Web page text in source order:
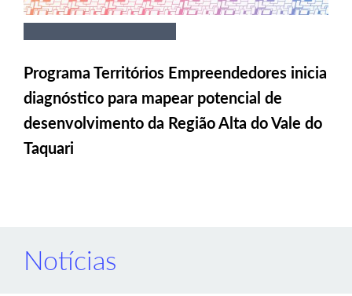
Programa Territórios Empreendedores inicia
diagnóstico para mapear potencial de
desenvolvimento da Região Alta do Vale do
Taquari
Notícias